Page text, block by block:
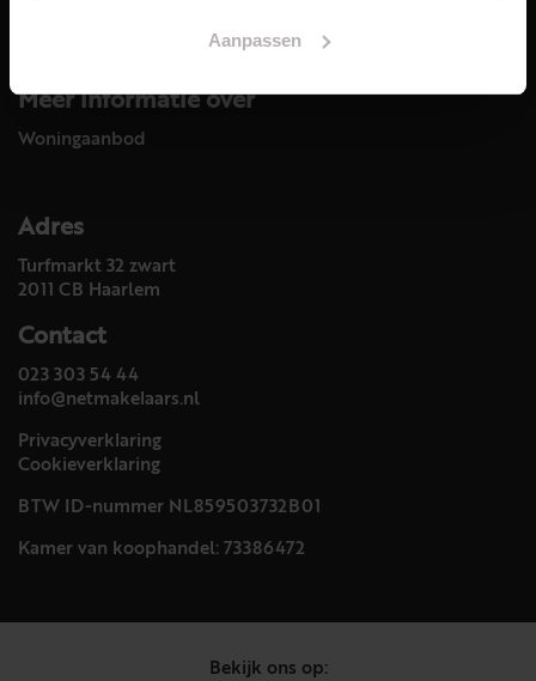
Aanpassen
Meer informatie over
Woningaanbod
Adres
Turfmarkt 32 zwart
2011 CB Haarlem
Contact
023 303 54 44
info@netmakelaars.nl
Privacyverklaring
Cookieverklaring
BTW ID-nummer NL859503732B01
Kamer van koophandel: 73386472
Bekijk ons op: